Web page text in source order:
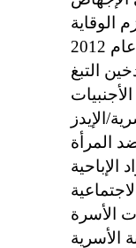
الوقاية
التبغ
الإيدز
المرأة
الأسرة
الأسرية